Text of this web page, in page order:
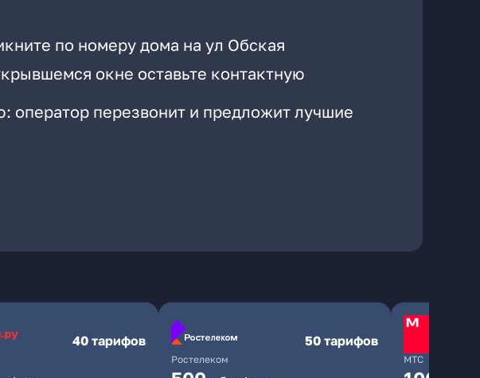
по номеру дома на ул Обская
окне оставьте контактную
оператор перезвонит и предложит лучшие
40 тарифов
Ростелеком
50 тарифов
МТС